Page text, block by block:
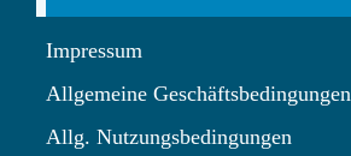
Impressum
Allgemeine Geschäftsbedingungen
Allg. Nutzungsbedingungen